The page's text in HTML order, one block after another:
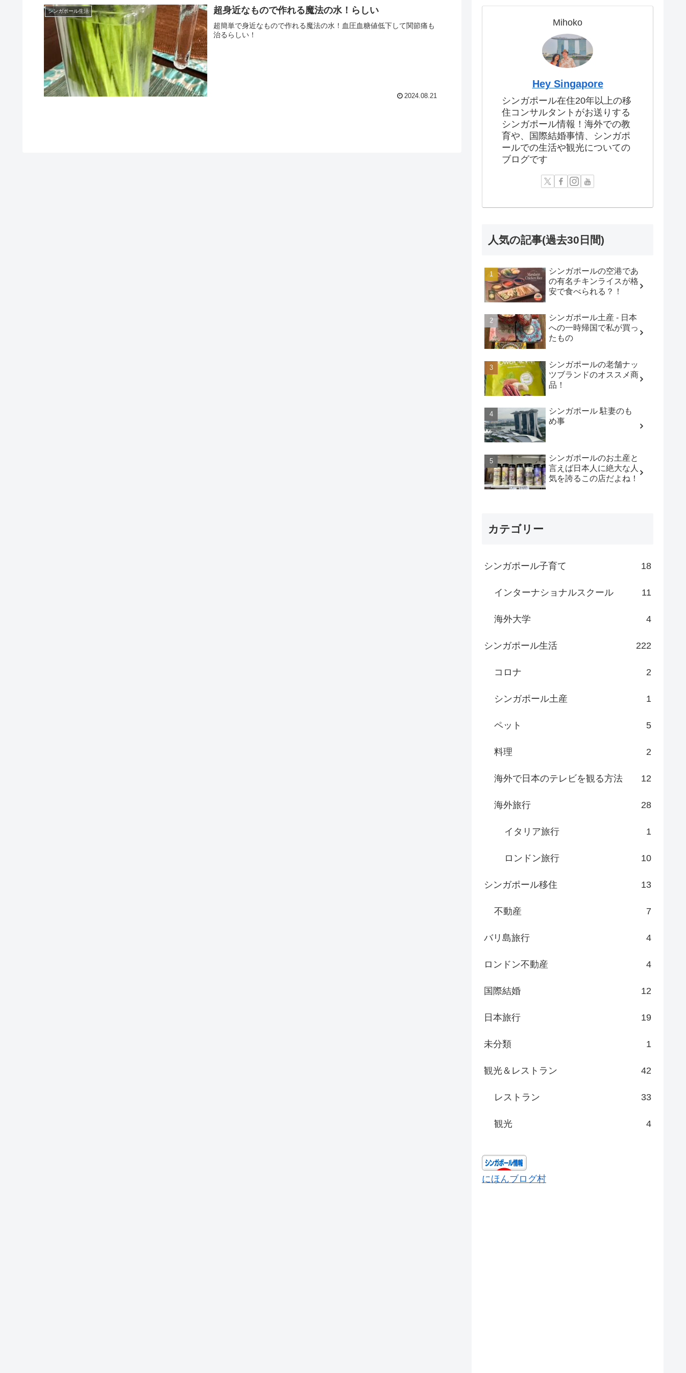
シンガポール生活 超身近なもので作れる魔法の水！らしい
超簡単で身近なもので作れる魔法の水！血圧血糖値低下して関節痛も
治るらしい！
2024.08.21
Mihoko
Hey Singapore
シンガポール在住20年以上の移
住コンサルタントがお送りする
シンガポール情報！海外での教
育や、国際結婚事情、シンガポ
ールでの生活や観光についての
ブログです
人気の記事(過去30日間)
シンガポールの空港であ
の有名チキンライスが格
安で食べられる？！
シンガポール土産 - 日本
への一時帰国で私が買っ
たもの
シンガポールの老舗ナッ
ツブランドのオススメ商
品！
シンガポール 駐妻のも
め事
シンガポールのお土産と
言えば日本人に絶大な人
気を誇るこの店だよね！
カテゴリー
シンガポール子育て 18
インターナショナルスクール 11
海外大学 4
シンガポール生活 222
コロナ 2
シンガポール土産 1
ペット 5
料理 2
海外で日本のテレビを観る方法 12
海外旅行 28
イタリア旅行 1
ロンドン旅行 10
シンガポール移住 13
不動産 7
バリ島旅行 4
ロンドン不動産 4
国際結婚 12
日本旅行 19
未分類 1
観光＆レストラン 42
レストラン 33
観光 4
にほんブログ村